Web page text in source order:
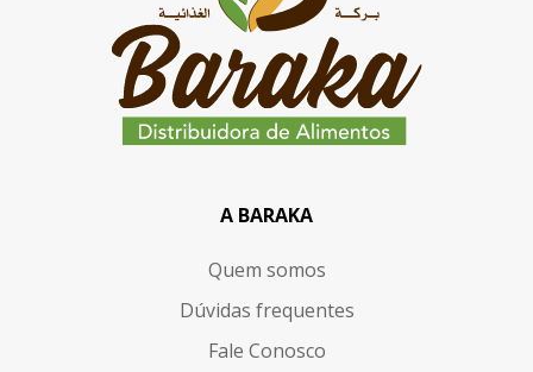
A BARAKA
Quem somos
Dúvidas frequentes
Fale Conosco